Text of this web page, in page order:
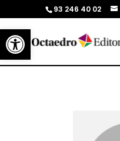
Abrir barra de herramientas
93 246 40 02